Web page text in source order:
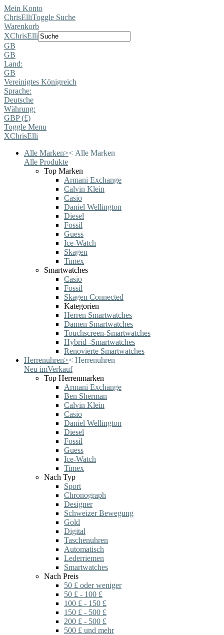
Mein Konto
ChrisElliToggle Suche
Warenkorb
XChrisElli
GB
GB
Land:
GB
Vereinigtes Königreich
Sprache:
Deutsche
Währung:
GBP (£)
Toggle Menu
XChrisElli
Alle Marken>< Alle Marken
Alle Produkte
Top Marken
Armani Exchange
Calvin Klein
Casio
Daniel Wellington
Diesel
Fossil
Guess
Ice-Watch
Skagen
Timex
Smartwatches
Casio
Fossil
Skagen Connected
Kategorien
Herren Smartwatches
Damen Smartwatches
Touchscreen-Smartwatches
Hybrid -Smartwatches
Renovierte Smartwatches
Herrenuhren>< Herrenuhren
Neu imVerkauf
Top Herrenmarken
Armani Exchange
Ben Sherman
Calvin Klein
Casio
Daniel Wellington
Diesel
Fossil
Guess
Ice-Watch
Timex
Nach Typ
Sport
Chronograph
Designer
Schweizer Bewegung
Gold
Digital
Taschenuhren
Automatisch
Lederriemen
Smartwatches
Nach Preis
50 £ oder weniger
50 £ - 100 £
100 £ - 150 £
150 £ - 500 £
200 £ - 500 £
500 £ und mehr